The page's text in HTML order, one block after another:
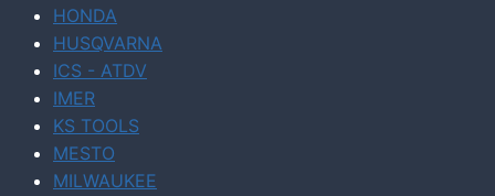
HONDA
HUSQVARNA
ICS - ATDV
IMER
KS TOOLS
MESTO
MILWAUKEE